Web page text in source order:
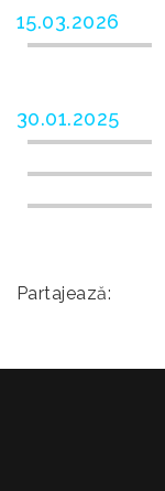
15.03.2026
30.01.2025
Partajează: